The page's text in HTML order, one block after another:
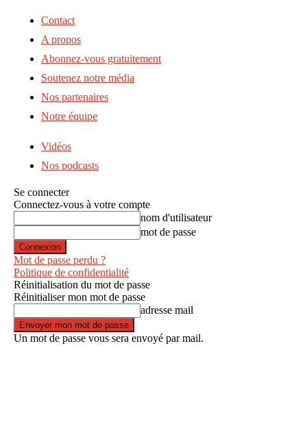
Contact
A propos
Abonnez-vous gratuitement
Soutenez notre média
Nos partenaires
Notre équipe
Vidéos
Nos podcasts
Se connecter
Connectez-vous à votre compte
nom d'utilisateur
mot de passe
Mot de passe perdu ?
Politique de confidentialité
Réinitialisation du mot de passe
Réinitialiser mon mot de passe
adresse mail
Un mot de passe vous sera envoyé par mail.